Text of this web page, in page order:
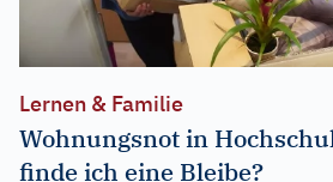
Lernen & Familie
Wohnungsnot in
finde ich eine Bleibe?